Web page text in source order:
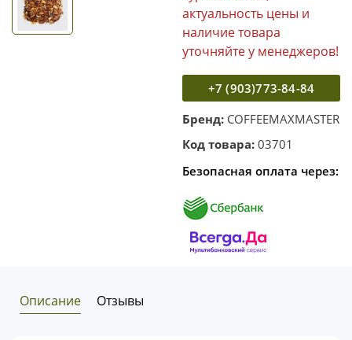
актуальность цены и
наличие товара
уточняйте у менеджеров!
+7 (903)773-84-84
Бренд: COFFEEMAXMASTER
Код товара: 03701
Безопасная оплата через:
Описание Отзывы